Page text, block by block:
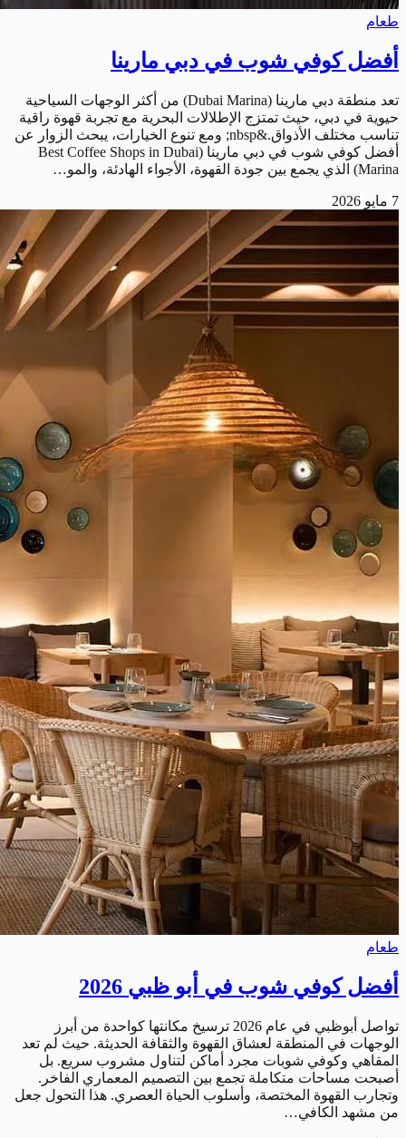
طعام
أفضل كوفي شوب في دبي مارينا
تعد منطقة دبي مارينا (Dubai Marina) من أكثر الوجهات السياحية
حيوية في دبي، حيث تمتزج الإطلالات البحرية مع تجربة قهوة راقية
تناسب مختلف الأذواق.&nbsp; ومع تنوع الخيارات، يبحث الزوار عن
أفضل كوفي شوب في دبي مارينا (Best Coffee Shops in Dubai
Marina) الذي يجمع بين جودة القهوة، الأجواء الهادئة، والمو…
7 مايو 2026
طعام
أفضل كوفي شوب في أبو ظبي 2026
تواصل أبوظبي في عام 2026 ترسيخ مكانتها كواحدة من أبرز
الوجهات في المنطقة لعشاق القهوة والثقافة الحديثة. حيث لم تعد
المقاهي وكوفي شوبات مجرد أماكن لتناول مشروب سريع. بل
أصبحت مساحات متكاملة تجمع بين التصميم المعماري الفاخر.
وتجارب القهوة المختصة، وأسلوب الحياة العصري. هذا التحول جعل
من مشهد الكافي…